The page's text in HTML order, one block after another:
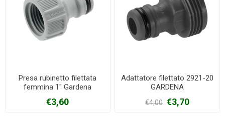
Presa rubinetto filettata
femmina 1" Gardena
€3,60
Adattatore filettato 2921-20
GARDENA
€4,00 €3,70